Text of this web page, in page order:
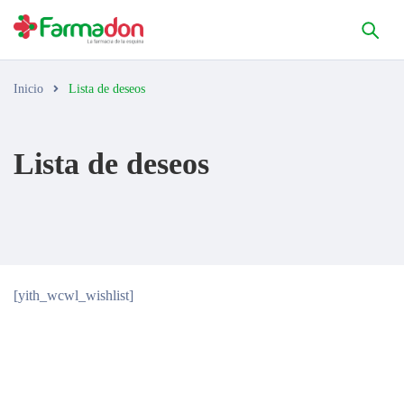
Inicio Lista de deseos
Lista de deseos
[yith_wcwl_wishlist]